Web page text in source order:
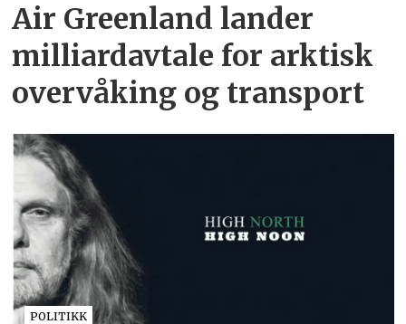
Air Greenland lander
milliardavtale for arktisk
overvåking og transport
POLITIKK